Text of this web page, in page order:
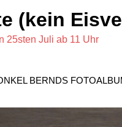
(kein
25sten Juli ab 11 Uhr
BERNDS